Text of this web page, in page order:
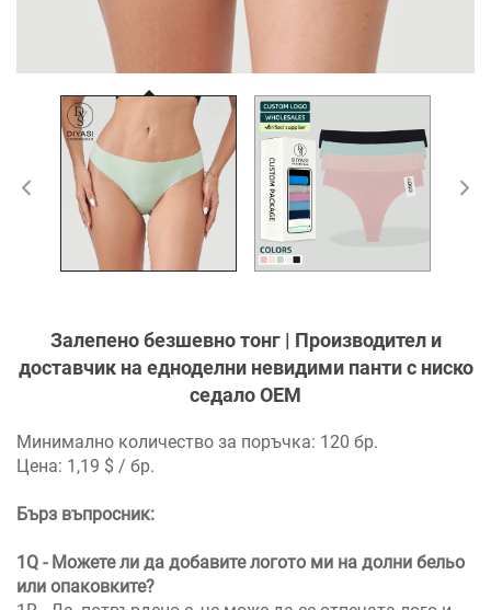
Залепено безшевно тонг | Производител и
доставчик на едноделни невидими панти с ниско
седало OEM
Минимално количество за поръчка: 120 бр.
Цена: 1,19 $ / бр.
Бърз въпросник:
1Q - Можете ли да добавите логото ми на долни бельо
или опаковките?